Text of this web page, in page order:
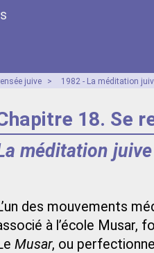
juive > 1982 - La méditation
18. Se
méditation juive
des mouvements
à l’école Musar,
Musar, ou